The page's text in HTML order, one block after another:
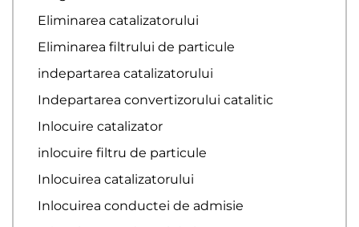
Eliminarea catalizatorului
Eliminarea filtrului de particule
indepartarea catalizatorului
Indepartarea convertizorului catalitic
Inlocuire catalizator
inlocuire filtru de particule
Inlocuirea catalizatorului
Inlocuirea conductei de admisie